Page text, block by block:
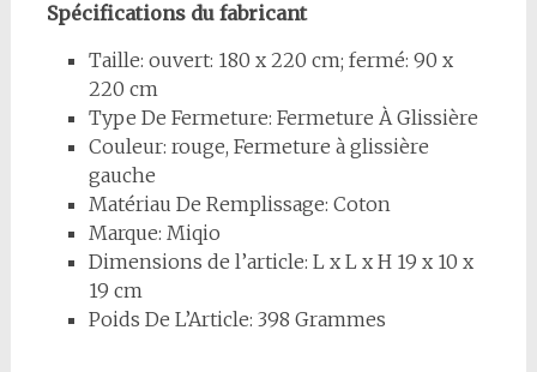
Spécifications du fabricant
Taille: ouvert: 180 x 220 cm; fermé: 90 x
220 cm
Type De Fermeture: Fermeture À Glissière
Couleur: rouge, Fermeture à glissière
gauche
Matériau De Remplissage: Coton
Marque: Miqio
Dimensions de l’article: L x L x H 19 x 10 x
19 cm
Poids De L’Article: 398 Grammes